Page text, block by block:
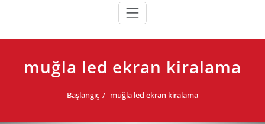
muğla led ekran kiralama
Başlangıç muğla led ekran kiralama